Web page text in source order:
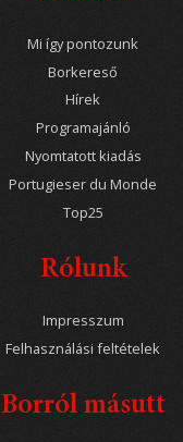
Mi így pontozunk
Borkereső
Hírek
Programajánló
Nyomtatott kiadás
Portugieser du Monde
Top25
Rólunk
Impresszum
Felhasználási feltételek
Borról másutt